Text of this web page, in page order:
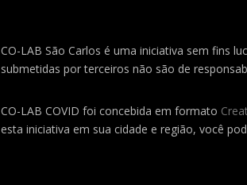
CO-LAB São Carlos é uma iniciativa sem fins
submetidas por terceiros não são de
CO-LAB COVID foi concebida em formato
esta iniciativa em sua cidade e região, você